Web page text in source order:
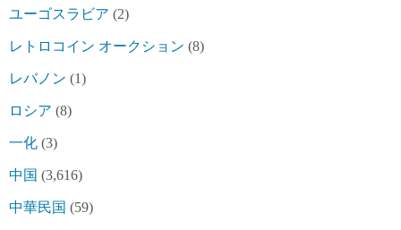
ユーゴスラビア (2)
レトロコイン オークション (8)
レバノン (1)
ロシア (8)
一化 (3)
中国 (3,616)
中華民国 (59)